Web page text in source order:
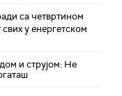
са четвртином
у енергетском
и струјом: Не